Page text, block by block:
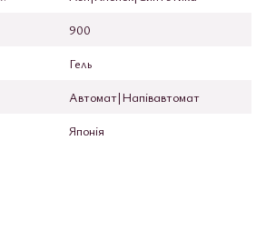
900
Гель
Автомат|Напівавтомат
Японія